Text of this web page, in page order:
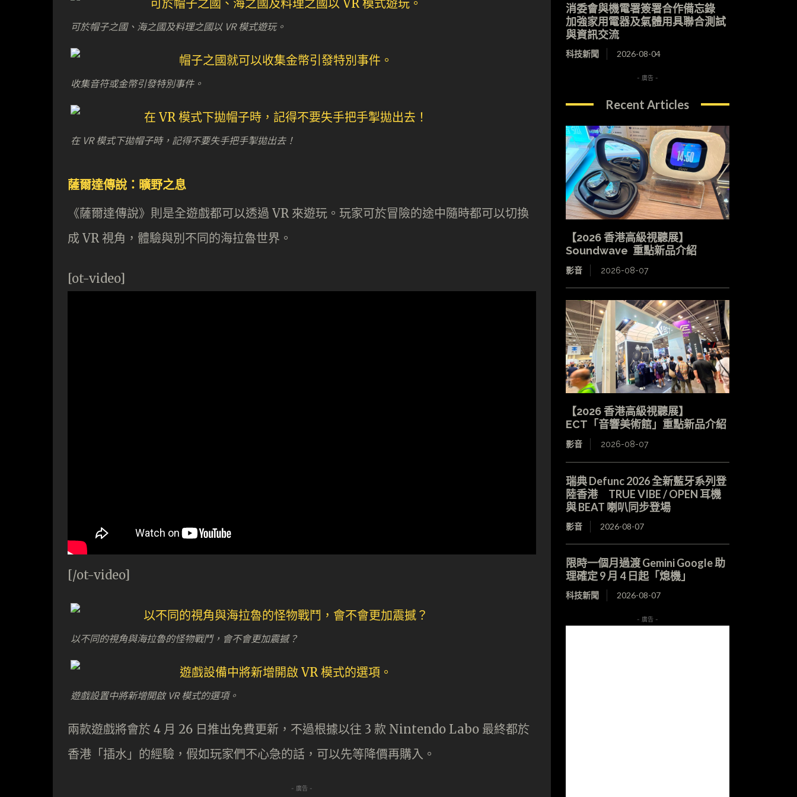
可於帽子之國、海之國及料理之國以 VR 模式遊玩。
收集音符或金幣引發特別事件。
在 VR 模式下拋帽子時，記得不要失手把手掣拋出去！
薩爾達傳說：曠野之息
《薩爾達傳說》則是全遊戲都可以透過 VR 來遊玩。玩家可於冒險的途中隨時都可以切換
成 VR 視角，體驗與別不同的海拉魯世界。
[ot-video]
[/ot-video]
以不同的視角與海拉魯的怪物戰鬥，會不會更加震撼？
遊戲設置中將新增開啟 VR 模式的選項。
兩款遊戲將會於 4 月 26 日推出免費更新，不過根據以往 3 款 Nintendo Labo 最終都於
香港「插水」的經驗，假如玩家們不心急的話，可以先等降價再購入。
- 廣告 -
消委會與機電署簽署合作備忘錄
加強家用電器及氣體用具聯合測試
與資訊交流
科技新聞 2026-08-04
- 廣告 -
Recent Articles
【2026 香港高級視聽展】
Soundwave 重點新品介紹
影音 2026-08-07
【2026 香港高級視聽展】
ECT「音響美術館」重點新品介紹
影音 2026-08-07
瑞典 Defunc 2026 全新藍牙系列登
陸香港 TRUE VIBE / OPEN 耳機
與 BEAT 喇叭同步登場
影音 2026-08-07
限時一個月過渡 Gemini Google 助
理確定 9 月 4 日起「熄機」
科技新聞 2026-08-07
- 廣告 -